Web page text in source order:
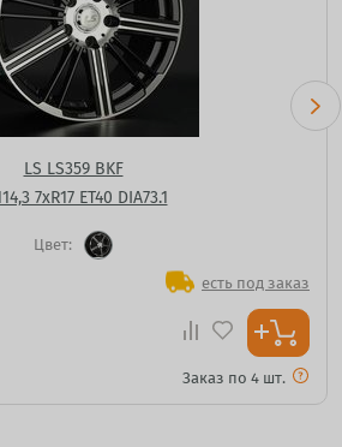
LS LS359 BKF
7xR17 ET40 DIA73.1
Цвет:
есть под заказ
Заказ по 4 шт.